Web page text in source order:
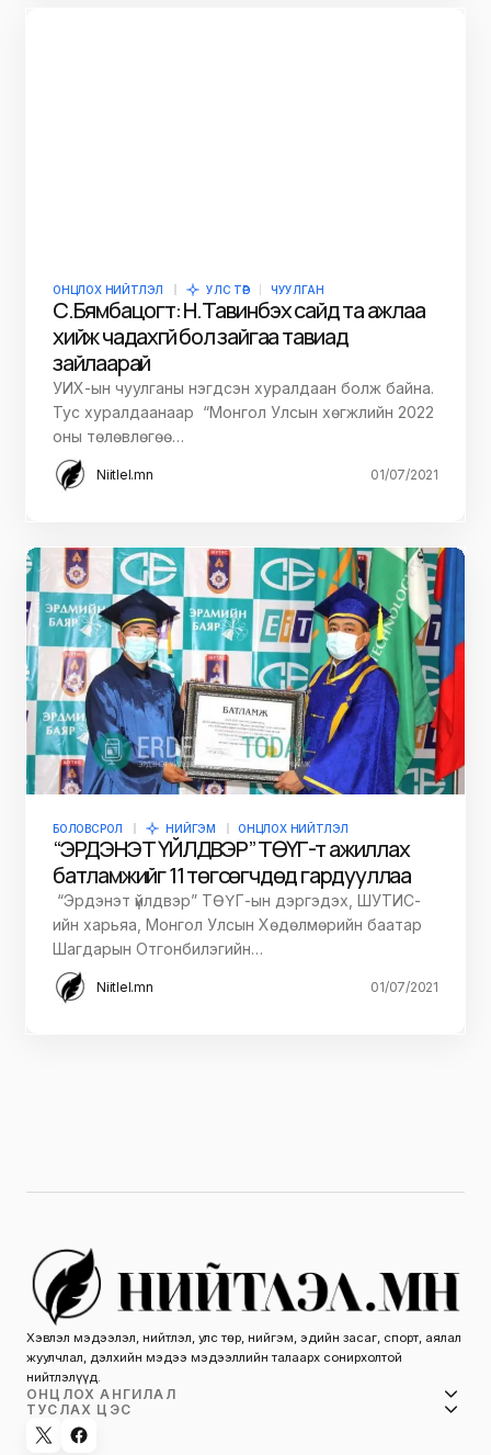
ОНЦЛОХ НИЙТЛЭЛ УЛС ТӨР ЧУУЛГАН
С.Бямбацогт: Н.Тавинбэх сайд та ажлаа
хийж чадахгүй бол зайгаа тавиад
зайлаарай
УИХ-ын чуулганы нэгдсэн хуралдаан болж байна.
Тус хуралдаанаар “Монгол Улсын хөгжлийн 2022
оны төлөвлөгөө…
Niitlel.mn 01/07/2021
БОЛОВСРОЛ НИЙГЭМ ОНЦЛОХ НИЙТЛЭЛ
“ЭРДЭНЭТ ҮЙЛДВЭР” ТӨҮГ-т ажиллах
батламжийг 11 төгсөгчдөд гардууллаа
“Эрдэнэт үйлдвэр” ТӨҮГ-ын дэргэдэх, ШУТИС-
ийн харьяа, Монгол Улсын Хөдөлмөрийн баатар
Шагдарын Отгонбилэгийн…
Niitlel.mn 01/07/2021
Хэвлэл мэдээлэл, нийтлэл, улс төр, нийгэм, эдийн засаг, спорт, аялал
жуулчлал, дэлхийн мэдээ мэдээллийн талаарх сонирхолтой
нийтлэлүүд.
ОНЦЛОХ АНГИЛАЛ
ТУСЛАХ ЦЭС